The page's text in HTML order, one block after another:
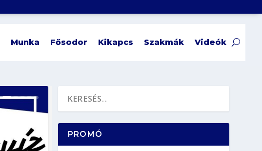
Munka Fősodor Kikapcs Szakmák Videók
PROMÓ